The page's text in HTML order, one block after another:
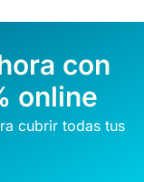
con
online
cubrir todas tus